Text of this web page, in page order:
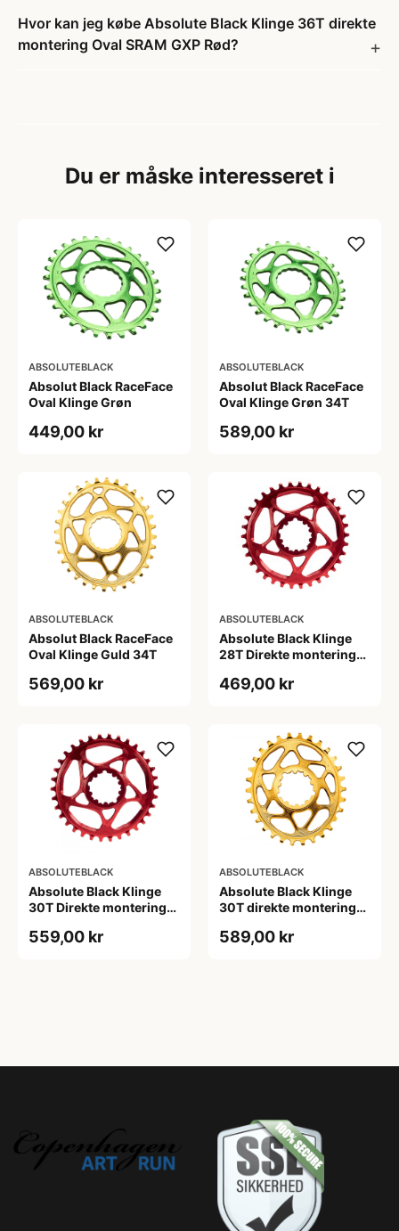
Hvor kan jeg købe Absolute Black Klinge 36T direkte
montering Oval SRAM GXP Rød?
Du er måske interesseret i
ABSOLUTEBLACK
Absolut Black RaceFace
Oval Klinge Grøn
449,00 kr
ABSOLUTEBLACK
Absolut Black RaceFace
Oval Klinge Grøn 34T
589,00 kr
ABSOLUTEBLACK
Absolut Black RaceFace
Oval Klinge Guld 34T
569,00 kr
ABSOLUTEBLACK
Absolute Black Klinge
28T Direkte montering
469,00 kr
ABSOLUTEBLACK
Absolute Black Klinge
30T Direkte montering
Rød
559,00 kr
ABSOLUTEBLACK
Absolute Black Klinge
30T direkte montering
589,00 kr